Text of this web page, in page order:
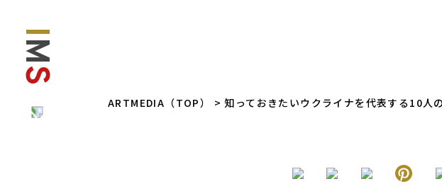
I
M
S
ARTMEDIA（TOP） > 知っておきたいウクライナを代表する10人